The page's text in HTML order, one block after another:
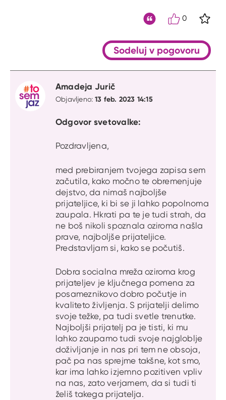
0
Sodeluj v pogovoru
Amadeja Jurič
Objavljeno:13 feb. 2023 14:15
Odgovor svetovalke:
Pozdravljena,
med prebiranjem tvojega zapisa sem
začutila, kako močno te obremenjuje
dejstvo, da nimaš najboljše
prijateljice, ki bi se ji lahko popolnoma
zaupala. Hkrati pa te je tudi strah, da
ne boš nikoli spoznala oziroma našla
prave, najboljše prijateljice.
Predstavljam si, kako se počutiš.
Dobra socialna mreža oziroma krog
prijateljev je ključnega pomena za
posameznikovo dobro počutje in
kvaliteto življenja. S prijatelji delimo
svoje težke, pa tudi svetle trenutke.
Najboljši prijatelj pa je tisti, ki mu
lahko zaupamo tudi svoje najgloblje
doživljanje in nas pri tem ne obsoja,
pač pa nas sprejme takšne, kot smo,
kar ima lahko izjemno pozitiven vpliv
na nas, zato verjamem, da si tudi ti
želiš takega prijatelja.